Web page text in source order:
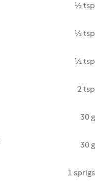
½ tsp
½ tsp
½ tsp
2 tsp
30 g
30 g
1 sprigs